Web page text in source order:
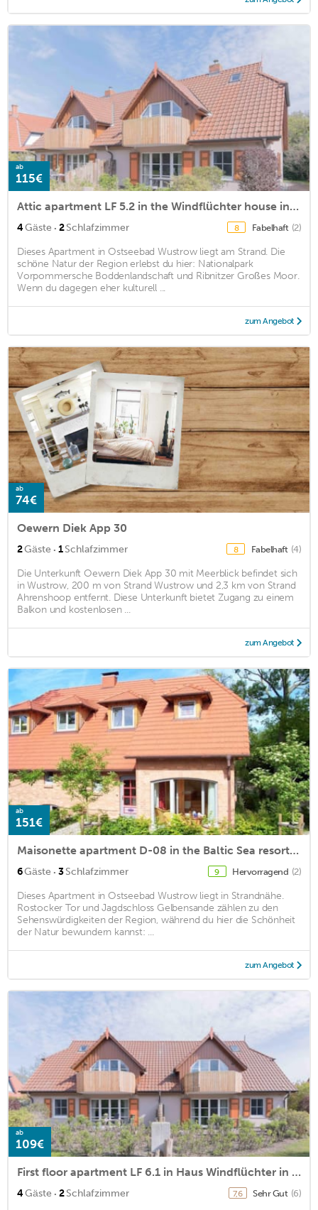
ab
115€
Attic apartment LF 5.2 in the Windflüchter house in the Baltic Sea resort of Wustrow
4Gäste · 2Schlafzimmer 8 Fabelhaft (2)
Dieses Apartment in Ostseebad Wustrow liegt am Strand. Die
schöne Natur der Region erlebst du hier: Nationalpark
Vorpommersche Boddenlandschaft und Ribnitzer Großes Moor.
Wenn du dagegen eher kulturell ...
zum Angebot
ab
74€
Oewern Diek App 30
2Gäste · 1Schlafzimmer 8 Fabelhaft (4)
Die Unterkunft Oewern Diek App 30 mit Meerblick befindet sich
in Wustrow, 200 m von Strand Wustrow und 2,3 km von Strand
Ahrenshoop entfernt. Diese Unterkunft bietet Zugang zu einem
Balkon und kostenlosen ...
zum Angebot
ab
151€
Maisonette apartment D-08 in the Baltic Sea resort of Wustrow
6Gäste · 3Schlafzimmer 9 Hervorragend (2)
Dieses Apartment in Ostseebad Wustrow liegt in Strandnähe.
Rostocker Tor und Jagdschloss Gelbensande zählen zu den
Sehenswürdigkeiten der Region, während du hier die Schönheit
der Natur bewundern kannst: ...
zum Angebot
ab
109€
First floor apartment LF 6.1 in Haus Windflüchter in Ostseebad Wustrow
4Gäste · 2Schlafzimmer 7,6 Sehr Gut (6)